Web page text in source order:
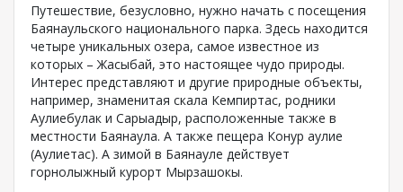
Путешествие, безусловно, нужно начать с посещения
Баянаульского национального парка. Здесь находится
четыре уникальных озера, самое известное из
которых – Жасыбай, это настоящее чудо природы.
Интерес представляют и другие природные объекты,
например, знаменитая скала Кемпиртас, родники
Аулиебулак и Сарыадыр, расположенные также в
местности Баянаула. А также пещера Конур аулие
(Аулиетас). А зимой в Баянауле действует
горнолыжный курорт Мырзашокы.